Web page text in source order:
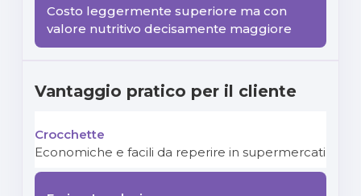
Costo leggermente superiore ma con
valore nutritivo decisamente maggiore
Vantaggio pratico per il cliente
Economiche e facili da reperire in supermercati